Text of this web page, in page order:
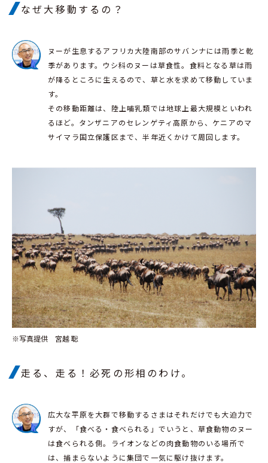
なぜ大移動するの？
ヌーが生息するアフリカ大陸南部のサバンナには雨季と乾
季があります。ウシ科のヌーは草食性。食料となる草は雨
が降るところに生えるので、草と水を求めて移動していま
す。
その移動距離は、陸上哺乳類では地球上最大規模といわれ
るほど。タンザニアのセレンゲティ高原から、ケニアのマ
サイマラ国立保護区まで、半年近くかけて周回します。
※写真提供 宮越 聡
走る、走る！必死の形相のわけ。
広大な平原を大群で移動するさまはそれだけでも大迫力で
すが、「食べる・食べられる」でいうと、草食動物のヌー
は食べられる側。ライオンなどの肉食動物のいる場所で
は、捕まらないように集団で一気に駆け抜けます。